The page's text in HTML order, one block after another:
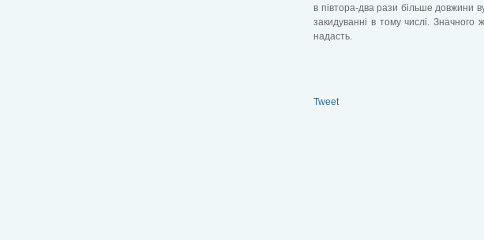
в півтора-два рази більше довжини
закидуванні в тому числі. Значного
надасть.
Tweet